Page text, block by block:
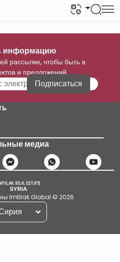
информацию
рассылке, чтобы быть в
и предложений
Подписаться
медиа
Imtilak Global © 2026